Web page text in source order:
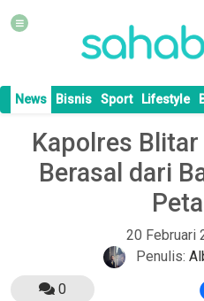
News Bisnis Sport Lifestyle
Kapolres
Berasal dari
20 Februari
Penulis:
0